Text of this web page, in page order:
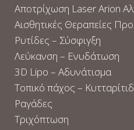
Αποτρίχωση Laser Arion
Αισθητικές Θεραπείες
Ρυτίδες – Σύσφιγξη
Λεύκανση – Ενυδάτωση
3D Lipo – Αδυνάτισμα
Τοπικό πάχος –
Ραγάδες
Τριχόπτωση